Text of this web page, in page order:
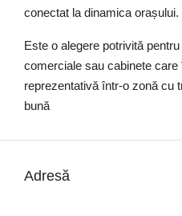
conectat la dinamica orașului.
Este o alegere potrivită
comerciale sau cabinete
reprezentativă într-o zonă cu
bună
Adresă